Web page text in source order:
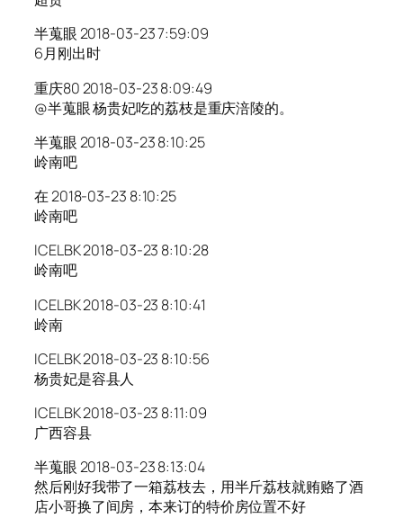
半蒐眼 2018-03-23 7:59:09
6月刚出时
重庆80 2018-03-23 8:09:49
@半蒐眼 杨贵妃吃的荔枝是重庆涪陵的。
半蒐眼 2018-03-23 8:10:25
岭南吧
在 2018-03-23 8:10:25
岭南吧
ICELBK 2018-03-23 8:10:28
岭南吧
ICELBK 2018-03-23 8:10:41
岭南
ICELBK 2018-03-23 8:10:56
杨贵妃是容县人
ICELBK 2018-03-23 8:11:09
广西容县
半蒐眼 2018-03-23 8:13:04
然后刚好我带了一箱荔枝去，用半斤荔枝就贿赂了酒
店小哥换了间房，本来订的特价房位置不好